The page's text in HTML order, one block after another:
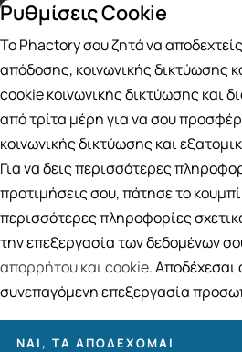
Δωρεάν μεταφορικά
Αρχική / Εταιρίες
Amvis
Ταξινόμηση
4 ΠΡΟΪΌΝΤΑ
Ρυθμίσεις Cookie
Το Phactory σου ζητά να
απόδοσης, κοινωνικής δικτύωσης
cookie κοινωνικής δικτύωσης και
από τρίτα μέρη για να σου
κοινωνικής δικτύωσης και
Για να δεις περισσότερες
προτιμήσεις σου, πάτησε το
περισσότερες πληροφορίες
την επεξεργασία των δεδομένων
απορρήτου και cookie. Αποδέχεσαι
συνεπαγόμενη επεξεργασία
ΝΑΙ, ΤΑ ΑΠΟΔΈΧΟΜΑΙ